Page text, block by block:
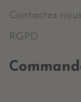
Contactez-nous
RGPD